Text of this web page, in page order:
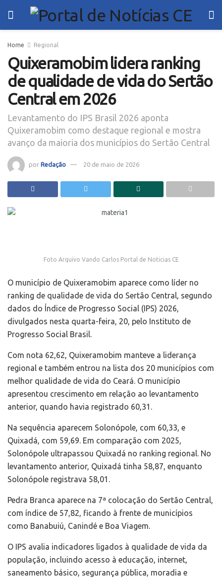
Home Regional
Quixeramobim lidera ranking
de qualidade de vida do Sertão
Central em 2026
Levantamento do IPS Brasil 2026 aponta
Quixeramobim como destaque regional e mostra
avanço da maioria dos municípios do Sertão Central
por Redação 20 de maio de 2026
Foto Arquivo Vando Carlos Portal de Noticias CE
O município de Quixeramobim aparece como líder no
ranking de qualidade de vida do Sertão Central, segundo
dados do Índice de Progresso Social (IPS) 2026,
divulgados nesta quarta-feira, 20, pelo Instituto de
Progresso Social Brasil.
Com nota 62,62, Quixeramobim manteve a liderança
regional e também entrou na lista dos 20 municípios com
melhor qualidade de vida do Ceará. O município
apresentou crescimento em relação ao levantamento
anterior, quando havia registrado 60,31.
Na sequência aparecem Solonópole, com 60,33, e
Quixadá, com 59,69. Em comparação com 2025,
Solonópole ultrapassou Quixadá no ranking regional. No
levantamento anterior, Quixadá tinha 58,87, enquanto
Solonópole registrava 58,01.
Pedra Branca aparece na 7ª colocação do Sertão Central,
com índice de 57,82, ficando à frente de municípios
como Banabuiú, Canindé e Boa Viagem.
O IPS avalia indicadores ligados à qualidade de vida da
população, incluindo acesso à educação, internet,
saneamento básico, segurança pública, moradia e